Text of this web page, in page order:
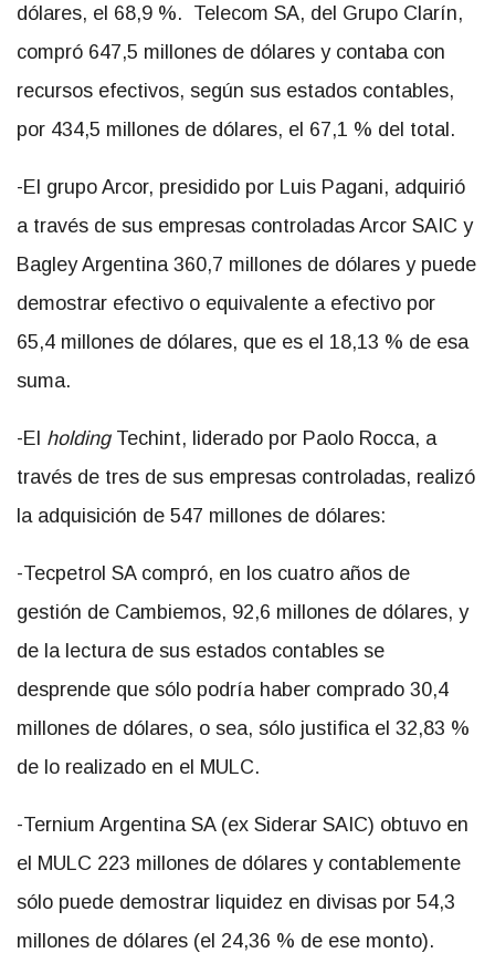
dólares, el 68,9 %. Telecom SA, del Grupo Clarín,
compró 647,5 millones de dólares y contaba con
recursos efectivos, según sus estados contables,
por 434,5 millones de dólares, el 67,1 % del total.
-El grupo Arcor, presidido por Luis Pagani, adquirió
a través de sus empresas controladas Arcor SAIC y
Bagley Argentina 360,7 millones de dólares y puede
demostrar efectivo o equivalente a efectivo por
65,4 millones de dólares, que es el 18,13 % de esa
suma.
-El holdingTechint, liderado por Paolo Rocca, a
través de tres de sus empresas controladas, realizó
la adquisición de 547 millones de dólares:
-Tecpetrol SA compró, en los cuatro años de
gestión de Cambiemos, 92,6 millones de dólares, y
de la lectura de sus estados contables se
desprende que sólo podría haber comprado 30,4
millones de dólares, o sea, sólo justifica el 32,83 %
de lo realizado en el MULC.
-Ternium Argentina SA (ex Siderar SAIC) obtuvo en
el MULC 223 millones de dólares y contablemente
sólo puede demostrar liquidez en divisas por 54,3
millones de dólares (el 24,36 % de ese monto).